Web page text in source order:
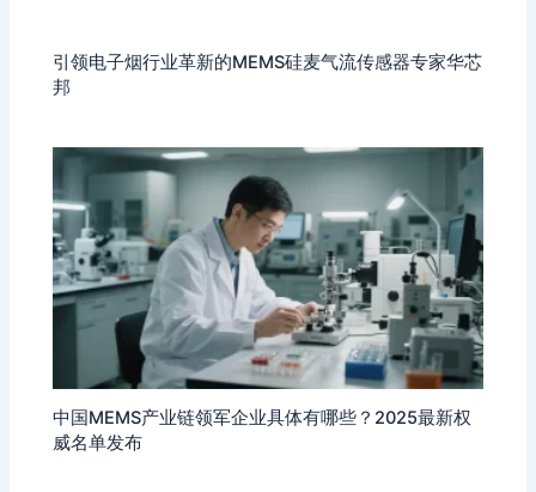
引领电子烟行业革新的MEMS硅麦气流传感器专家华芯
邦
中国MEMS产业链领军企业具体有哪些？2025最新权
威名单发布